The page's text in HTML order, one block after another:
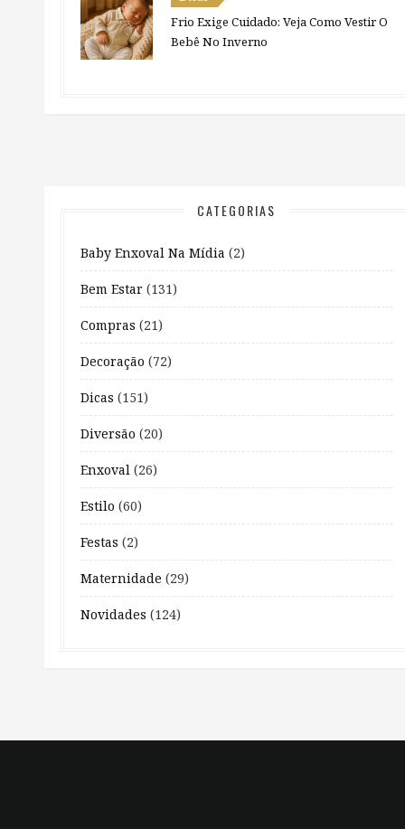
Frio Exige Cuidado: Veja Como Vestir O
Bebê No Inverno
CATEGORIAS
Baby Enxoval Na Mídia (2)
Bem Estar (131)
Compras (21)
Decoração (72)
Dicas (151)
Diversão (20)
Enxoval (26)
Estilo (60)
Festas (2)
Maternidade (29)
Novidades (124)